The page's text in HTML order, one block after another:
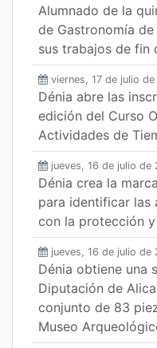
Alumnado de la
de Gastronomía
sus trabajos de
viernes, 17 de julio
Dénia abre las
edición del Curso
Actividades de
jueves, 16 de julio de
Dénia crea la
para identificar las
con la protección
jueves, 16 de julio de
Dénia obtiene una
Diputación de
conjunto de 83
Museo